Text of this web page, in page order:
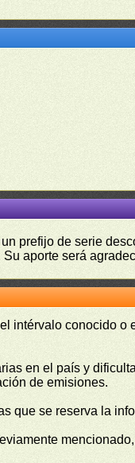
prefijo de serie
Su aporte será
intérvalo conocido o
en el país y
de emisiones.
que se reserva la